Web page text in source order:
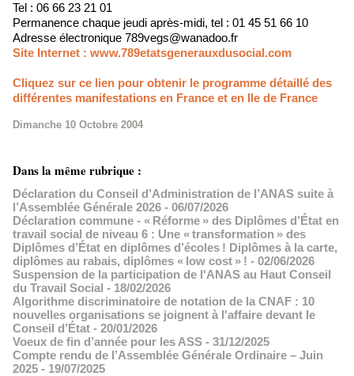
Tel : 06 66 23 21 01
Permanence chaque jeudi après-midi, tel : 01 45 51 66 10
Adresse électronique 789vegs@wanadoo.fr
Site Internet : www.789etatsgenerauxdusocial.com
Cliquez sur ce lien pour obtenir le programme détaillé des
différentes manifestations en France et en Ile de France
Dimanche 10 Octobre 2004
Dans la même rubrique :
Déclaration du Conseil d’Administration de l’ANAS suite à
l’Assemblée Générale 2026 - 06/07/2026
Déclaration commune - « Réforme » des Diplômes d’État en
travail social de niveau 6 : Une « transformation » des
Diplômes d’État en diplômes d’écoles ! Diplômes à la carte,
diplômes au rabais, diplômes « low cost » ! - 02/06/2026
Suspension de la participation de l'ANAS au Haut Conseil
du Travail Social - 18/02/2026
Algorithme discriminatoire de notation de la CNAF : 10
nouvelles organisations se joignent à l'affaire devant le
Conseil d’État - 20/01/2026
Voeux de fin d’année pour les ASS - 31/12/2025
Compte rendu de l’Assemblée Générale Ordinaire – Juin
2025 - 19/07/2025